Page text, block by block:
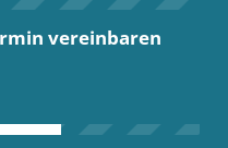
vereinbaren